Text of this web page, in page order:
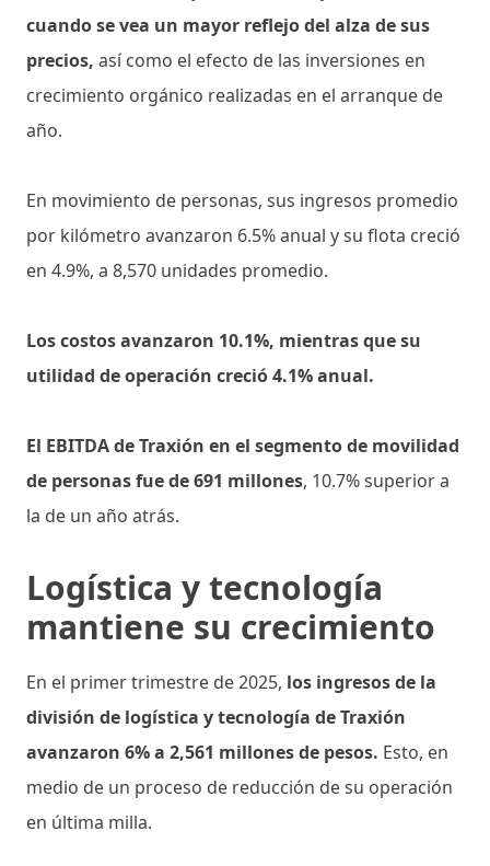
cuando se vea un mayor reflejo del alza de sus
precios, así como el efecto de las inversiones en
crecimiento orgánico realizadas en el arranque de
año.
En movimiento de personas, sus ingresos promedio
por kilómetro avanzaron 6.5% anual y su flota creció
en 4.9%, a 8,570 unidades promedio.
Los costos avanzaron 10.1%, mientras que su
utilidad de operación creció 4.1% anual.
El EBITDA de Traxión en el segmento de movilidad
de personas fue de 691 millones, 10.7% superior a
la de un año atrás.
Logística y tecnología
mantiene su crecimiento
En el primer trimestre de 2025, los ingresos de la
división de logística y tecnología de Traxión
avanzaron 6% a 2,561 millones de pesos. Esto, en
medio de un proceso de reducción de su operación
en última milla.